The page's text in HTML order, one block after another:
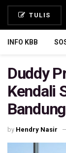
TULIS
INFO KBB
Duddy
Kendali
by Hendry Nasir